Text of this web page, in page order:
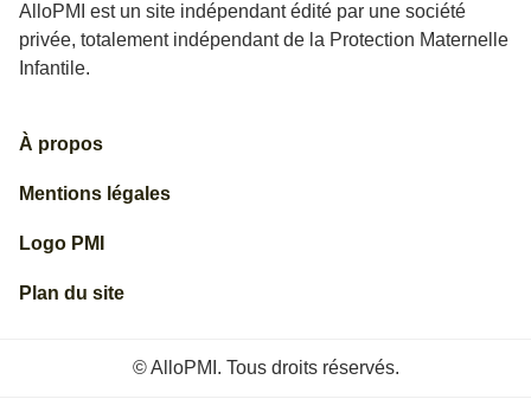
AlloPMI est un site indépendant édité par une société
privée, totalement indépendant de la Protection Maternelle
Infantile.
© AlloPMI. Tous droits réservés.
À propos
Mentions légales
Logo PMI
Plan du site